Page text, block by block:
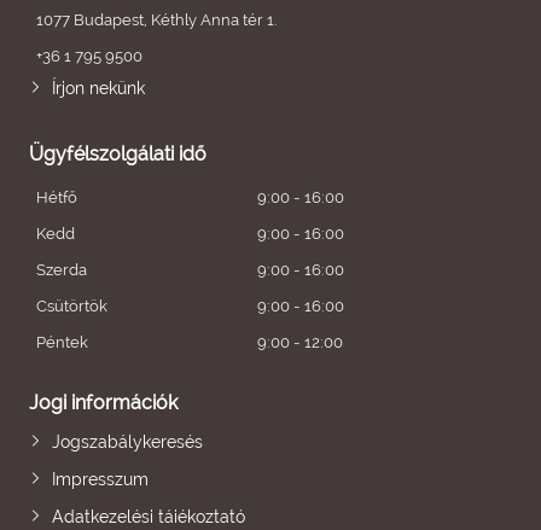
1077 Budapest, Kéthly Anna tér 1.
+36 1 795 9500
Írjon nekünk
Ügyfélszolgálati idő
Hétfő
9:00 - 16:00
Kedd
9:00 - 16:00
Szerda
9:00 - 16:00
Csütörtök
9:00 - 16:00
Péntek
9:00 - 12:00
Jogi információk
Jogszabálykeresés
Impresszum
Adatkezelési tájékoztató